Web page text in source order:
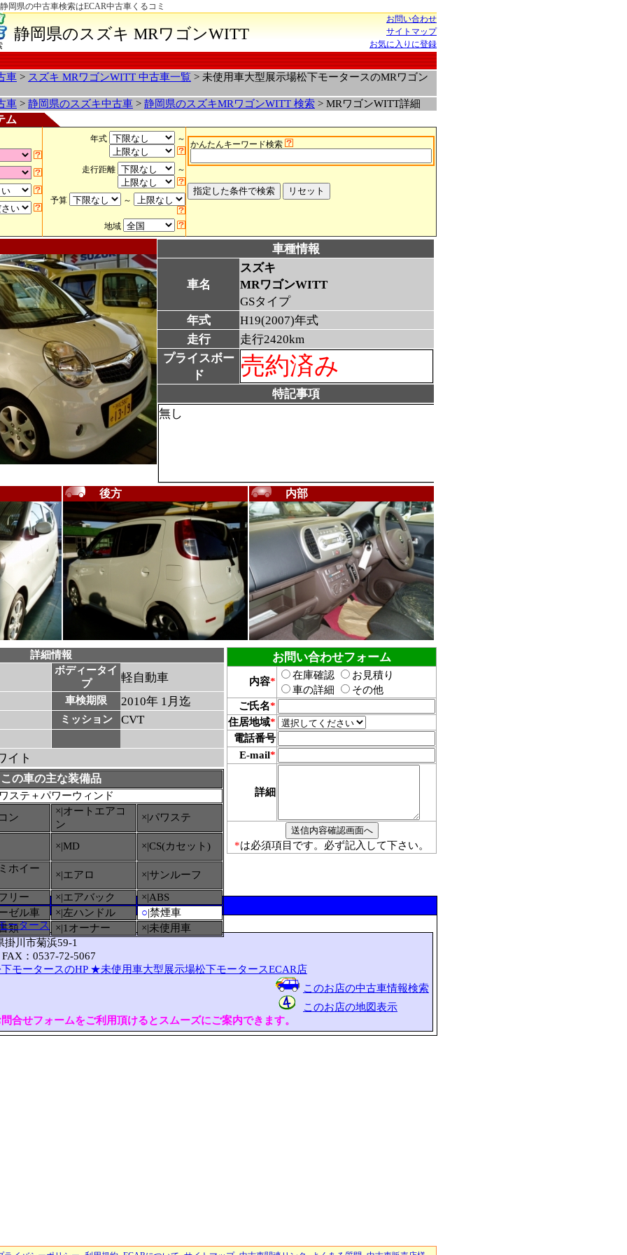
岡県の中古車検索はECAR中古車くるコミ
静岡県のスズキ MRワゴンWITT
お問い合わせ
サイトマップ
お気に入りに登録
車 > スズキ MRワゴンWITT 中古車一覧 > 未使用車大型展示場松下モータースのMRワゴン
車 > 静岡県のスズキ中古車 > 静岡県のスズキMRワゴンWITT 検索 > MRワゴンWITT詳細
ム
年式 ～
走行距離 ～
予算 ～
地域
かんたんキーワード検索
車種情報
車名
スズキ
MRワゴンWITT
GSタイプ
年式
H19(2007)年式
走行
走行2420km
プライスボー
ド
売約済み
特記事項
無し
後方 内部
詳細情報
ボディータイ
プ
軽自動車
車検期限 2010年 1月迄
ミッション CVT
イト
この車の主な装備品
ステ＋パワーウィンド
ン
×|オートエアコ
ン
×|パワステ
×|MD
×|CS(カセット)
ホイー
×|エアロ
×|サンルーフ
リー
×|エアバック
×|ABS
ゼル車
×|左ハンドル ○|禁煙車
類
×|1オーナー ×|未使用車
お問い合わせフォーム
内容*
在庫確認
お見積り
車の詳細
その他
ご氏名*
住居地域*
電話番号
E-mail*
詳細
*は必須項目です。必ず記入して下さい。
ータース
掛川市菊浜59-1
：0537-72-5067
モータースのHP ★未使用車大型展示場松下モータースECAR店
このお店の中古車情報検索
このお店の地図表示
合せフォームをご利用頂けるとスムーズにご案内できます。